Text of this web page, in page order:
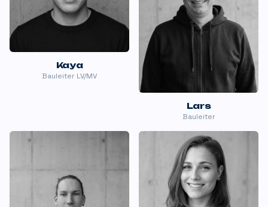
Kaya
Bauleiter LV/MV
Lars
Bauleiter